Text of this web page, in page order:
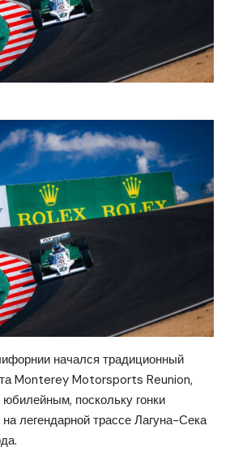
начался традиционный
Monterey Motorsports Reunion,
поскольку гонки
легендарной трассе Лагуна-Сека